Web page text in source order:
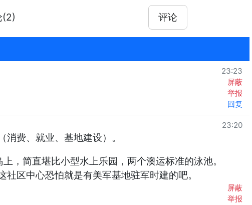
(2) 评论
23:23
屏蔽
举报
回复
23:20
费、就业、基地建设）。
简直堪比小型水上乐园，两个澳运标准的泳池。
区中心恐怕就是有美军基地驻军时建的吧。
屏蔽
举报